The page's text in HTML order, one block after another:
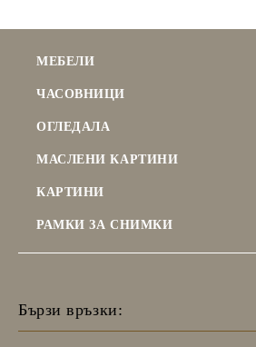
МЕБЕЛИ
ЧАСОВНИЦИ
ОГЛЕДАЛА
МАСЛЕНИ КАРТИНИ
КАРТИНИ
РАМКИ ЗА СНИМКИ
Бързи връзки: